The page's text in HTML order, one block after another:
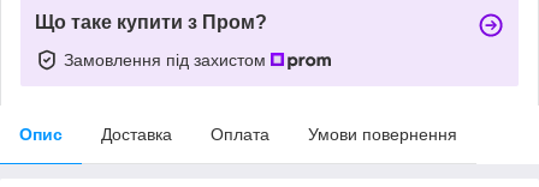
Що таке купити з Пром?
Замовлення під захистом
Опис Доставка Оплата Умови повернення